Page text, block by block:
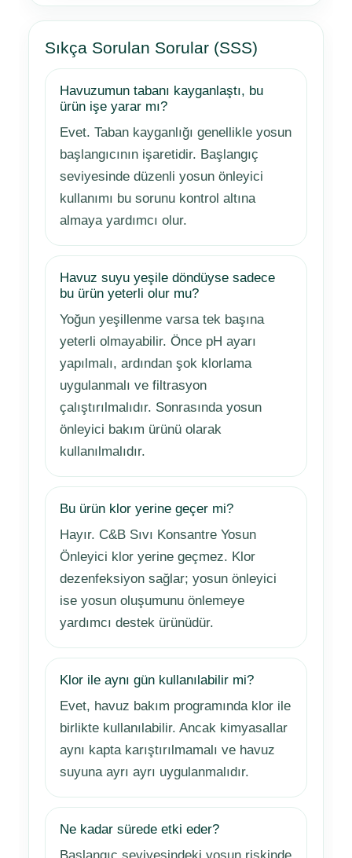
Sıkça Sorulan Sorular (SSS)
Havuzumun tabanı kayganlaştı, bu
ürün işe yarar mı?
Evet. Taban kayganlığı genellikle yosun
başlangıcının işaretidir. Başlangıç
seviyesinde düzenli yosun önleyici
kullanımı bu sorunu kontrol altına
almaya yardımcı olur.
Havuz suyu yeşile döndüyse sadece
bu ürün yeterli olur mu?
Yoğun yeşillenme varsa tek başına
yeterli olmayabilir. Önce pH ayarı
yapılmalı, ardından şok klorlama
uygulanmalı ve filtrasyon
çalıştırılmalıdır. Sonrasında yosun
önleyici bakım ürünü olarak
kullanılmalıdır.
Bu ürün klor yerine geçer mi?
Hayır. C&B Sıvı Konsantre Yosun
Önleyici klor yerine geçmez. Klor
dezenfeksiyon sağlar; yosun önleyici
ise yosun oluşumunu önlemeye
yardımcı destek ürünüdür.
Klor ile aynı gün kullanılabilir mi?
Evet, havuz bakım programında klor ile
birlikte kullanılabilir. Ancak kimyasallar
aynı kapta karıştırılmamalı ve havuz
suyuna ayrı ayrı uygulanmalıdır.
Ne kadar sürede etki eder?